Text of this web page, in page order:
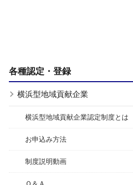
各種認定・登録
横浜型地域貢献企業
横浜型地域貢献企業認定制度とは
お申込み方法
制度説明動画